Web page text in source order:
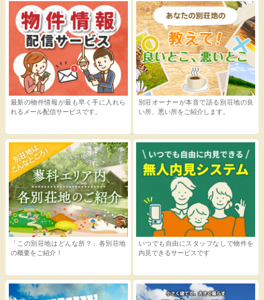
いつでも自由にスタッフなしで物件を
内見できるサービスです
最新の物件情報が最も早く手に入れら
れるメール配信サービスです。
別荘オーナーが本音で語る別荘地の良
い所、悪い所をご紹介します。
「この別荘地はどんな所？」各別荘地
の概要をご紹介！